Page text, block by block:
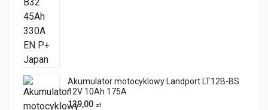
Akumulator motocyklowy Landport LT12B-BS
12V 10Ah 175A
139,00 zł